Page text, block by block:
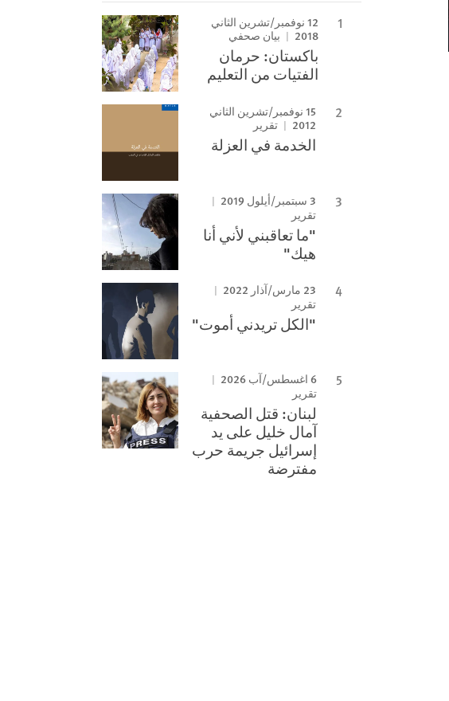
12 نوفمبر/تشرين الثاني
2018
بيان صحفي
باكستان: حرمان
الفتيات من التعليم
15 نوفمبر/تشرين الثاني
2012
تقرير
الخدمة في العزلة
3 سبتمبر/أيلول 2019
تقرير
"ما تعاقبني لأني أنا
هيك"
23 مارس/آذار 2022
تقرير
"الكل تريدني أموت"
6 اغسطس/آب 2026
تقرير
لبنان: قتل الصحفية
آمال خليل على يد
إسرائيل جريمة حرب
مفترضة